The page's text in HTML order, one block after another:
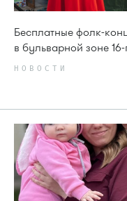
Бесплатные фолк-
в бульварной зоне
НОВОСТИ